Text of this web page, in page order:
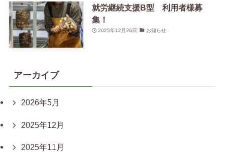
就労継続支援B型 利用者様募
集！
2025年12月26日 お知らせ
アーカイブ
2026年5月
2025年12月
2025年11月